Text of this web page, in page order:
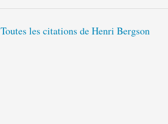
Toutes les citations de Henri Bergson